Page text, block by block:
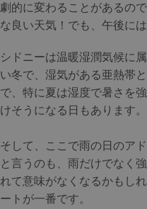
劇的に変わることがあるの
な良い天気！でも、午後に
シドニーは温暖湿潤気候に
い冬で、湿気がある亜熱帯
で、特に夏は湿度で暑さを
けそうになる日もあります。
そして、ここで雨の日のア
と言うのも、雨だけでなく
れて意味がなくなるかもし
ートが一番です。